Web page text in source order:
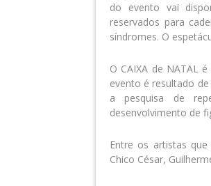
do evento vai
reservados para
síndromes. O
O CAIXA de NATAL
evento é resultado
a pesquisa de
desenvolvimento de
Entre os artistas
Chico César,